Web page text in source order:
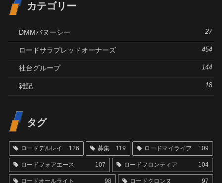
カテゴリー
DMMバヌーシー 27
ロードサラブレッドオーナーズ 454
社台グループ 144
雑記 18
タグ
ロードデルレイ 126 募集 119 ロードマイライフ 109
ロードフォアエース 107 ロードフロンティア 104
ロードオールライト 98 ロードクロンヌ 97